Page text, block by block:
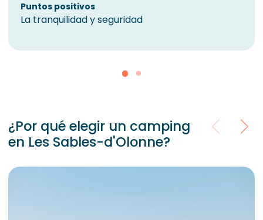
Puntos positivos
La tranquilidad y seguridad
¿Por qué elegir un camping
en Les Sables-d'Olonne?